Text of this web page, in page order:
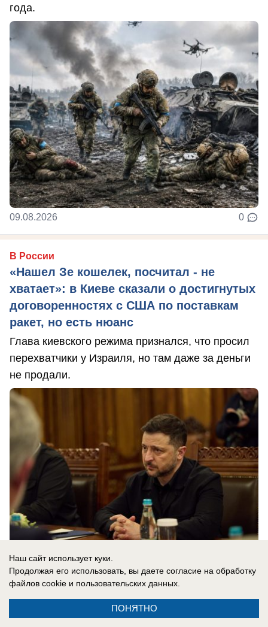
года.
09.08.2026 0
В России
«Нашел Зе кошелек, посчитал - не
хватает»: в Киеве сказали о достигнутых
договоренностях с США по поставкам
ракет, но есть нюанс
Глава киевского режима признался, что просил
перехватчики у Израиля, но там даже за деньги
не продали.
08.08.2026
Наш сайт использует куки.
Продолжая его использовать, вы даете согласие на обработку
файлов cookie и пользовательских данных.
ПОНЯТНО